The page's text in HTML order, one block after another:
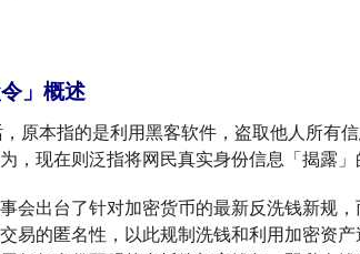
」概述
，原本指的是利用黑客软件，盗取他人所有
，现在则泛指将网民真实身份信息「揭露」
会出台了针对加密货币的最新反洗钱新规
易的匿名性，以此规制洗钱和利用加密资